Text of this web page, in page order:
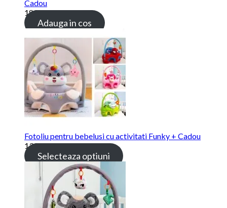
Cadou
189.00 lei
Adauga in cos
Fotoliu pentru bebelusi cu activitati Funky + Cadou
139.00 lei
Selecteaza optiuni